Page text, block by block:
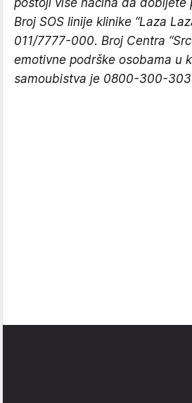
Broj SOS linije klinike “Laza
011/7777-000. Broj Centra
emotivne podrške osobama u
samoubistva je 0800-300-